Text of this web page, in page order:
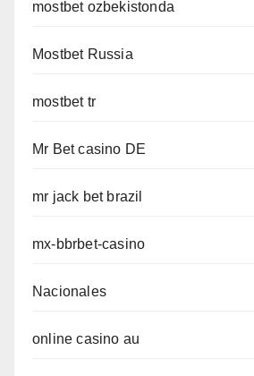
mostbet ozbekistonda
Mostbet Russia
mostbet tr
Mr Bet casino DE
mr jack bet brazil
mx-bbrbet-casino
Nacionales
online casino au